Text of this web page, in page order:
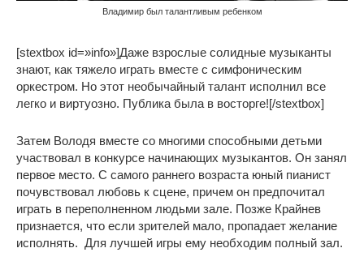
Владимир был талантливым ребенком
[stextbox id=»info»]Даже взрослые солидные музыканты
знают, как тяжело играть вместе с симфоническим
оркестром. Но этот необычайный талант исполнил все
легко и виртуозно. Публика была в восторге![/stextbox]
Затем Володя вместе со многими способными детьми
участвовал в конкурсе начинающих музыкантов. Он занял
первое место. С самого раннего возраста юный пианист
почувствовал любовь к сцене, причем он предпочитал
играть в переполненном людьми зале. Позже Крайнев
признается, что если зрителей мало, пропадает желание
исполнять. Для лучшей игры ему необходим полный зал.